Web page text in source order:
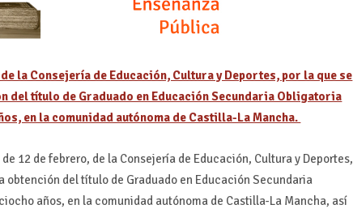
la Consejería de Educación, Cultura y Deportes, por la que se
del título de Graduado en Educación Secundaria Obligatoria
en la comunidad autónoma de Castilla-La Mancha.
12 de febrero, de la Consejería de Educación, Cultura y Deportes,
obtención del título de Graduado en Educación Secundaria
años, en la comunidad autónoma de Castilla-La Mancha, así